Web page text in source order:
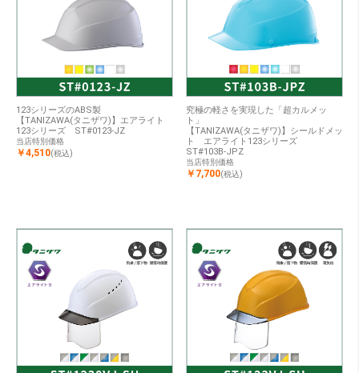
123シリーズのABS製
【TANIZAWA(タニザワ)】エアライト
123シリーズ ST#0123-JZ
当店特別価格
￥4,510(税込)
究極の軽さを実現した「超カルメッ
ト」
【TANIZAWA(タニザワ)】シールドメッ
ト エアライト123シリーズ
ST#103B-JPZ
当店特別価格
￥7,700(税込)